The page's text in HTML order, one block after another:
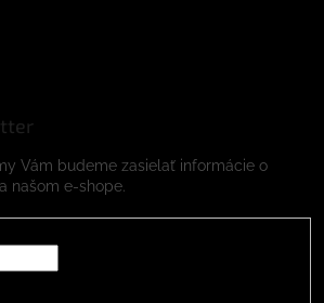
Vám budeme zasielať informácie o
našom e-shope.